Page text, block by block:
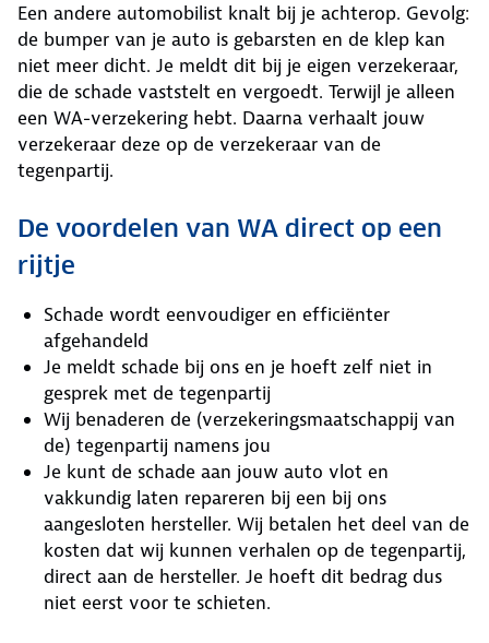
Een andere automobilist knalt bij je achterop. Gevolg:
de bumper van je auto is gebarsten en de klep kan
niet meer dicht. Je meldt dit bij je eigen verzekeraar,
die de schade vaststelt en vergoedt. Terwijl je alleen
een WA-verzekering hebt. Daarna verhaalt jouw
verzekeraar deze op de verzekeraar van de
tegenpartij.
De voordelen van WA direct op een
rijtje
Schade wordt eenvoudiger en efficiënter
afgehandeld
Je meldt schade bij ons en je hoeft zelf niet in
gesprek met de tegenpartij
Wij benaderen de (verzekeringsmaatschappij van
de) tegenpartij namens jou
Je kunt de schade aan jouw auto vlot en
vakkundig laten repareren bij een bij ons
aangesloten hersteller. Wij betalen het deel van de
kosten dat wij kunnen verhalen op de tegenpartij,
direct aan de hersteller. Je hoeft dit bedrag dus
niet eerst voor te schieten.